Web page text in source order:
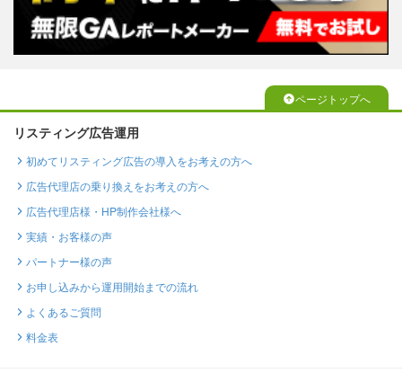
ページトップへ
リスティング広告運用
初めてリスティング広告の導入をお考えの方へ
広告代理店の乗り換えをお考えの方へ
広告代理店様・HP制作会社様へ
実績・お客様の声
パートナー様の声
お申し込みから運用開始までの流れ
よくあるご質問
料金表